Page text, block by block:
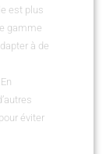
est plus
gamme
à de
éviter